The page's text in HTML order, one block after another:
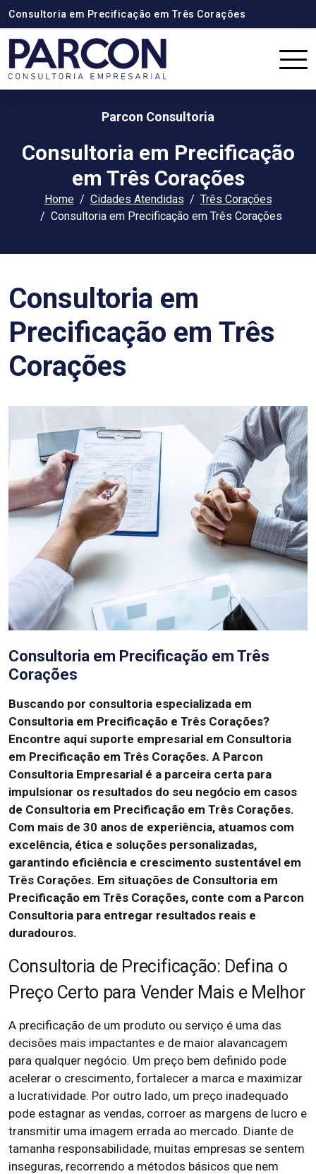
Consultoria em Precificação em Três Corações
Parcon Consultoria
Consultoria em Precificação
em Três Corações
Home Cidades Atendidas
Três Corações
Consultoria em Precificação em Três Corações
Consultoria em
Precificação em Três
Corações
Consultoria em Precificação em Três
Corações
Buscando por consultoria especializada em
Consultoria em Precificação e Três Corações?
Encontre aqui suporte empresarial em Consultoria
em Precificação em Três Corações. A Parcon
Consultoria Empresarial é a parceira certa para
impulsionar os resultados do seu negócio em casos
de Consultoria em Precificação em Três Corações.
Com mais de 30 anos de experiência, atuamos com
excelência, ética e soluções personalizadas,
garantindo eficiência e crescimento sustentável em
Três Corações. Em situações de Consultoria em
Precificação em Três Corações, conte com a Parcon
Consultoria para entregar resultados reais e
duradouros.
Consultoria de Precificação: Defina o
Preço Certo para Vender Mais e Melhor
A precificação de um produto ou serviço é uma das
decisões mais impactantes e de maior alavancagem
para qualquer negócio. Um preço bem definido pode
acelerar o crescimento, fortalecer a marca e maximizar
a lucratividade. Por outro lado, um preço inadequado
pode estagnar as vendas, corroer as margens de lucro e
transmitir uma imagem errada ao mercado. Diante de
tamanha responsabilidade, muitas empresas se sentem
inseguras, recorrendo a métodos básicos que nem